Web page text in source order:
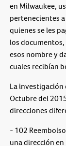
en Milwaukee,
pertenecientes
quienes se les
los
esos nombre y
cuales recibían
La investigación
Octubre del
direcciones
- 102
una dirección en